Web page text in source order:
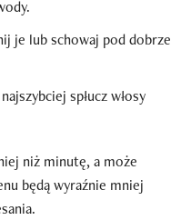
je lub schowaj pod dobrze
spłucz włosy
niż minutę, a może
będą wyraźnie mniej